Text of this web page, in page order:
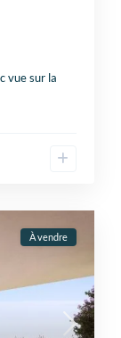
vue sur la
À vendre